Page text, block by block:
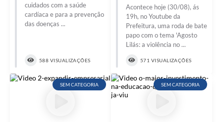
cuidados com a saúde
cardíaca e para a prevenção
das doenças ...
588 VISUALIZAÇÕES
Acontece hoje (30/08), ás
19h, no Youtube da
Prefeitura, uma roda de bate
papo com o tema 'Agosto
Lilás: a violência no ...
571 VISUALIZAÇÕES
SEM CATEGORIA SEM CATEGORIA